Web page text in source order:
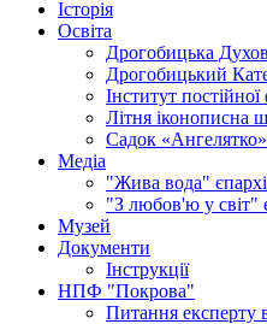
Історія
Освіта
Дрогобицька
Дрогобицький
Інститут
Літня іконописна
Садок «Ангелятко»
Медіа
"Жива вода"
"З любов'ю у світ"
Музей
Документи
Інструкції
НПФ "Покрова"
Питання експерту